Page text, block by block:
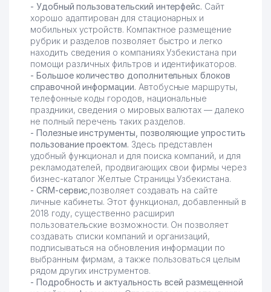
- Удобный пользовательский интерфейс. Сайт
хорошо адаптирован для стационарных и
мобильных устройств. Компактное размещение
рубрик и разделов позволяет быстро и легко
находить сведения о компаниях Узбекистана при
помощи различных фильтров и идентификаторов.
- Большое количество дополнительных блоков
справочной информации. Автобусные маршруты,
телефонные коды городов, национальные
праздники, сведения о мировых валютах — далеко
не полный перечень таких разделов.
- Полезные инструменты, позволяющие упростить
пользование проектом. Здесь представлен
удобный функционал и для поиска компаний, и для
рекламодателей, продвигающих свои фирмы через
бизнес-каталог Желтые Страницы Узбекистана.
- CRM-сервис, позволяет создавать на сайте
личные кабинеты. Этот функционал, добавленный в
2018 году, существенно расширил
пользовательские возможности. Он позволяет
создавать списки компаний и организаций,
подписываться на обновления информации по
выбранным фирмам, а также пользоваться целым
рядом других инструментов.
- Подробность и актуальность всей размещенной